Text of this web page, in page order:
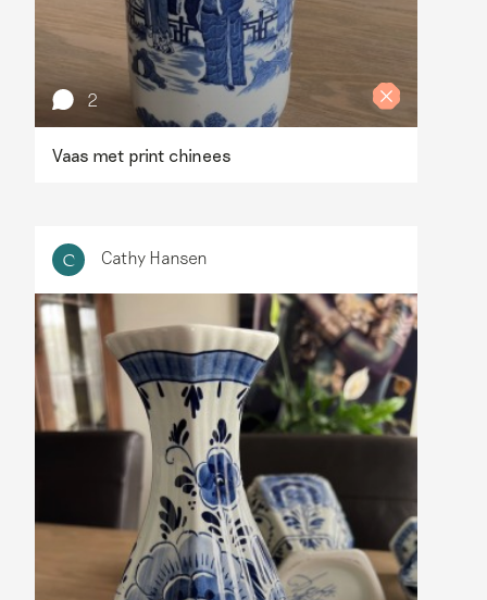
2
Vaas met print chinees
C Cathy Hansen